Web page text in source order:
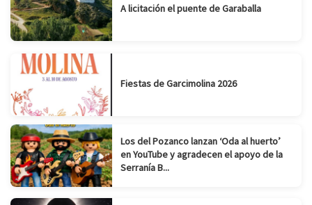
A licitación el puente de Garaballa
Fiestas de Garcimolina 2026
Los del Pozanco lanzan ‘Oda al huerto’
en YouTube y agradecen el apoyo de la
Serranía B...